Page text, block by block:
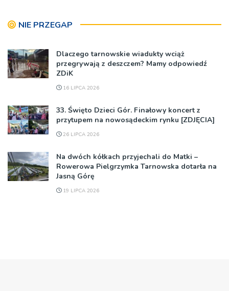
NIE PRZEGAP
Dlaczego tarnowskie wiadukty wciąż
przegrywają z deszczem? Mamy odpowiedź
ZDiK
16 LIPCA 2026
33. Święto Dzieci Gór. Finałowy koncert z
przytupem na nowosądeckim rynku [ZDJĘCIA]
26 LIPCA 2026
Na dwóch kółkach przyjechali do Matki –
Rowerowa Pielgrzymka Tarnowska dotarła na
Jasną Górę
19 LIPCA 2026